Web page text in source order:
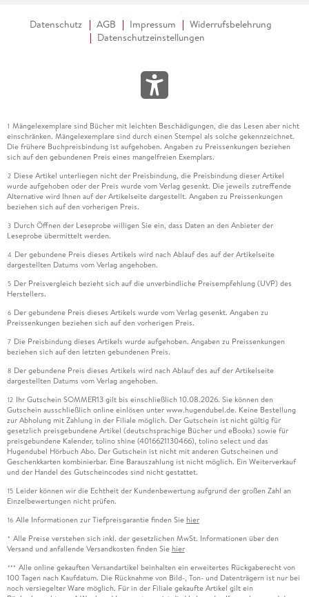
Datenschutz AGB Impressum
Widerrufsbelehrung
Datenschutzeinstellungen
1 Mängelexemplare sind Bücher mit leichten Beschädigungen, die das Lesen aber nicht
einschränken. Mängelexemplare sind durch einen Stempel als solche gekennzeichnet.
Die frühere Buchpreisbindung ist aufgehoben. Angaben zu Preissenkungen beziehen
sich auf den gebundenen Preis eines mangelfreien Exemplars.
2 Diese Artikel unterliegen nicht der Preisbindung, die Preisbindung dieser Artikel
wurde aufgehoben oder der Preis wurde vom Verlag gesenkt. Die jeweils zutreffende
Alternative wird Ihnen auf der Artikelseite dargestellt. Angaben zu Preissenkungen
beziehen sich auf den vorherigen Preis.
3 Durch Öffnen der Leseprobe willigen Sie ein, dass Daten an den Anbieter der
Leseprobe übermittelt werden.
4 Der gebundene Preis dieses Artikels wird nach Ablauf des auf der Artikelseite
dargestellten Datums vom Verlag angehoben.
5 Der Preisvergleich bezieht sich auf die unverbindliche Preisempfehlung (UVP) des
Herstellers.
6 Der gebundene Preis dieses Artikels wurde vom Verlag gesenkt. Angaben zu
Preissenkungen beziehen sich auf den vorherigen Preis.
7 Die Preisbindung dieses Artikels wurde aufgehoben. Angaben zu Preissenkungen
beziehen sich auf den letzten gebundenen Preis.
8 Der gebundene Preis dieses Artikels wird nach Ablauf des auf der Artikelseite
dargestellten Datums vom Verlag angehoben.
12 Ihr Gutschein SOMMER13 gilt bis einschließlich 10.08.2026. Sie können den
Gutschein ausschließlich online einlösen unter www.hugendubel.de. Keine Bestellung
zur Abholung mit Zahlung in der Filiale möglich. Der Gutschein ist nicht gültig für
gesetzlich preisgebundene Artikel (deutschsprachige Bücher und eBooks) sowie für
preisgebundene Kalender, tolino shine (4016621130466), tolino select und das
Hugendubel Hörbuch Abo. Der Gutschein ist nicht mit anderen Gutscheinen und
Geschenkkarten kombinierbar. Eine Barauszahlung ist nicht möglich. Ein Weiterverkauf
und der Handel des Gutscheincodes sind nicht gestattet.
15 Leider können wir die Echtheit der Kundenbewertung aufgrund der großen Zahl an
Einzelbewertungen nicht prüfen.
16 Alle Informationen zur Tiefpreisgarantie finden Sie hier
* Alle Preise verstehen sich inkl. der gesetzlichen MwSt. Informationen über den
Versand und anfallende Versandkosten finden Sie hier
*** Alle online gekauften Versandartikel beinhalten ein erweitertes Rückgaberecht von
100 Tagen nach Kaufdatum. Die Rücknahme von Bild-, Ton- und Datenträgern ist nur bei
noch versiegelter Ware möglich. Für in der Filiale gekaufte Artikel gilt ein